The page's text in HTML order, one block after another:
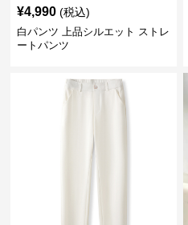
¥4,990 (税込)
白パンツ 上品シルエット ストレ
ートパンツ